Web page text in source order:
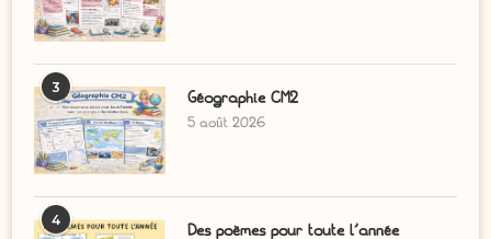
3
Géographie CM2
5 août 2026
4
Des poèmes pour toute l’année